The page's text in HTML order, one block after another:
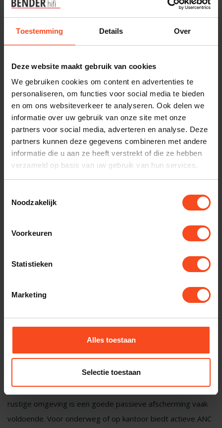
Toestemming Details Over
Deze website maakt gebruik van cookies
We gebruiken cookies om content en advertenties te
personaliseren, om functies voor social media te bieden
en om ons websiteverkeer te analyseren. Ook delen we
informatie over uw gebruik van onze site met onze
partners voor social media, adverteren en analyse. Deze
partners kunnen deze gegevens combineren met andere
informatie die u aan ze heeft verstrekt of die ze hebben
verzameld op basis van uw gebruik van hun services.
Noodzakelijk
Voorkeuren
Statistieken
Marketing
Alles toestaan
Selectie toestaan
beschermt ook je gehoor.
Noise cancelling en geluidskwaliteit:
hoe zit dat?
ANC-prestaties en goede audiokwaliteit. Mainstream
merken kozen voor ruisonderdrukking als verkoopargument,
waardoor de muziekbeleving op de tweede plaats kwam.
Dat is veranderd. Modellen zoals deFocal Bathysen de
Focal Bathys MGlaten zien dat een uitstekende ANC-
hoofdtelefoon ook volledig audiofiel kan zijn: open,
gedetailleerd en muzikaal. De Bathys is gebouwd op
dit een andere categorie dan de gemiddelde ANC-
Actieve of passieve ruisonderdrukking:
Naast actieve noise cancelling bestaat er ook passieve
ruisonderdrukking. Dit is simpelweg de mate waarin een
gesloten hoofdtelefoon omgevingsgeluid blokkeert door de
gesloten modellen vanAudio TechnicaofFocal, bieden al
een flinke passieve demping zonder enige elektronica.
Actieve ANC voegt daar een extra laag aan toe, wat met
name effectief is bij continu laagfrequent geluid zoals
vliegtuigmotoren of airconditioning. Voor gebruik thuis in een
rustige omgeving is een goede passieve afscherming vaak
voldoende. Voor onderweg of op kantoor biedt actieve ANC